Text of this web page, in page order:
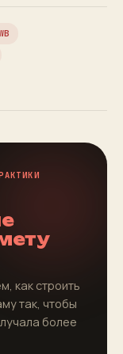
как строить
так, чтобы
более